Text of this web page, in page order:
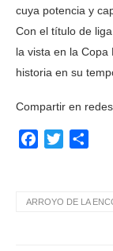
cuya potencia y
Con el título de
la vista en la
historia en su
Compartir en
Facebook
Twitter
ARROYO DE LA